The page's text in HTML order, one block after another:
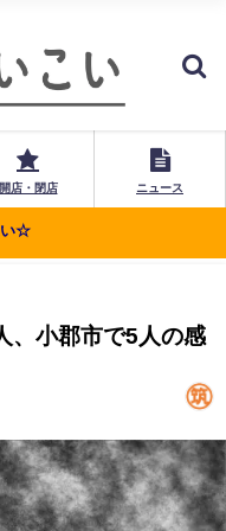
開店・閉店 ニュース
い☆
、小郡市で5人の感